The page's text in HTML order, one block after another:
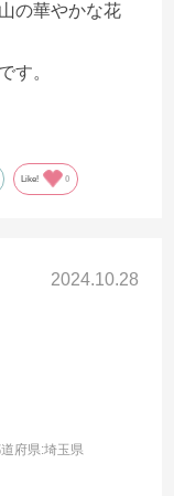
の華やかな花
す。
Like! 0
2024.10.28
府県:埼玉県